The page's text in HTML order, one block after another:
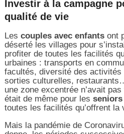
Investir à la campagne
qualité de vie
Les couples avec enfantsont
déserté les villages pour
profiter de toutes les facilités
urbaines : transports en
facultés, diversité des
sorties culturelles,
une zone excentrée n’avait
était de même pour les seniors
toutes les facilités qu’offrent la
Mais la pandémie de